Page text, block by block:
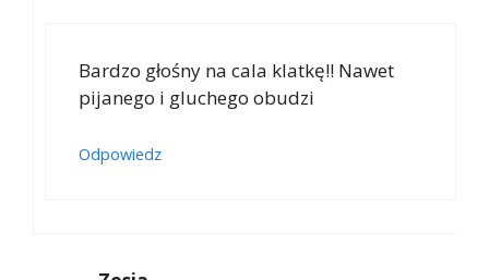
Bardzo głośny na cala klatkę!! Nawet
pijanego i gluchego obudzi
Odpowiedz